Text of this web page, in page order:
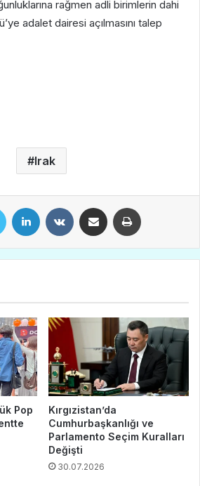
rağmen adli birimlerin dahi
adalet dairesi açılmasını talep
Irak
Pop
Kırgızistan’da
Cumhurbaşkanlığı ve
Parlamento Seçim Kuralları
Değişti
30.07.2026